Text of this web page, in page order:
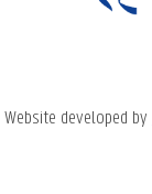
Website developed by